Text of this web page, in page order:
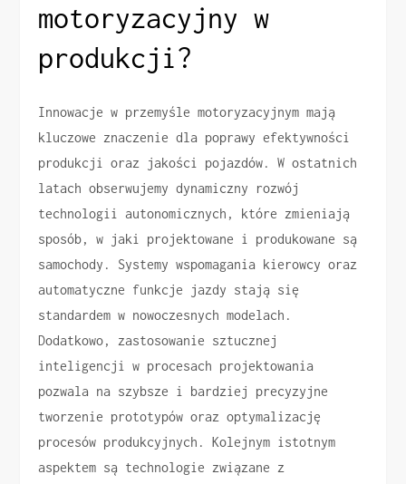
motoryzacyjny w
produkcji?
Innowacje w przemyśle motoryzacyjnym mają
kluczowe znaczenie dla poprawy efektywności
produkcji oraz jakości pojazdów. W ostatnich
latach obserwujemy dynamiczny rozwój
technologii autonomicznych, które zmieniają
sposób, w jaki projektowane i produkowane są
samochody. Systemy wspomagania kierowcy oraz
automatyczne funkcje jazdy stają się
standardem w nowoczesnych modelach.
Dodatkowo, zastosowanie sztucznej
inteligencji w procesach projektowania
pozwala na szybsze i bardziej precyzyjne
tworzenie prototypów oraz optymalizację
procesów produkcyjnych. Kolejnym istotnym
aspektem są technologie związane z